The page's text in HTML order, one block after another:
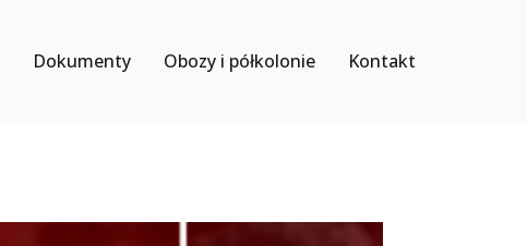
Dokumenty Obozy i półkolonie Kontakt